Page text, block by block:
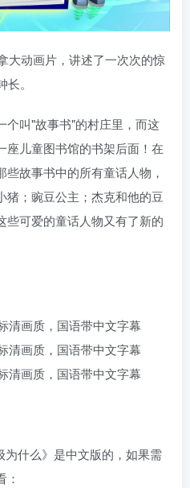
大动画片，讲述了一次次的惊
。
个叫"故事书"的村庄里，而这
座儿童图书馆的书架后面！在
故事书中的所有童话人物，
猪；豌豆公主；杰克和他的豆
些可爱的童话人物又有了新的
清画质，国语带中文字幕
清画质，国语带中文字幕
清画质，国语带中文字幕
什么》是中文版的，如果需